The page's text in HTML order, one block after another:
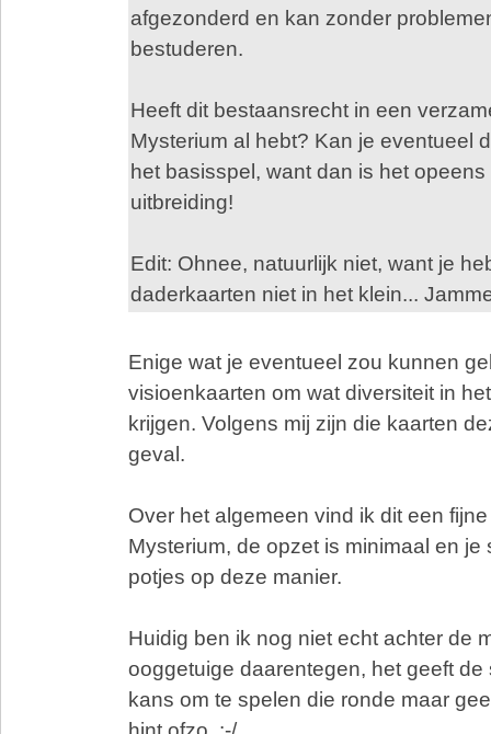
afgezonderd en kan zonder
bestuderen.
Heeft dit bestaansrecht in een
Mysterium al hebt? Kan je eventueel
het basisspel, want dan is het
uitbreiding!
Edit: Ohnee, natuurlijk niet, want je
daderkaarten niet in het klein...
Enige wat je eventueel zou kunnen
visioenkaarten om wat diversiteit in
krijgen. Volgens mij zijn die kaarten
geval.
Over het algemeen vind ik dit een
Mysterium, de opzet is minimaal en je
potjes op deze manier.
Huidig ben ik nog niet echt achter de
ooggetuige daarentegen, het geeft de
kans om te spelen die ronde maar